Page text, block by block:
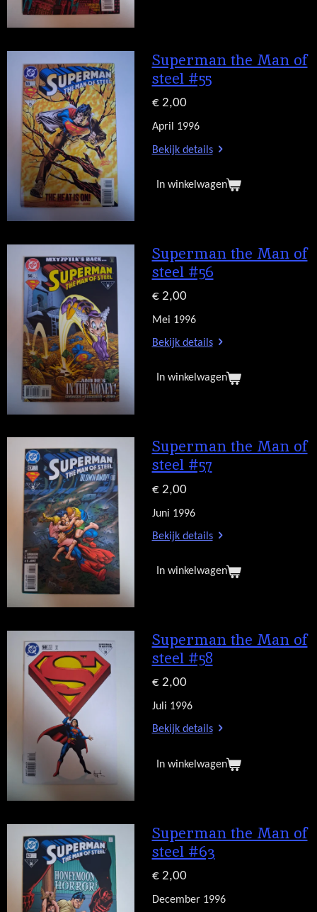
Superman the Man of
steel #55
€ 2,00
April 1996
Bekijk details
In winkelwagen
Superman the Man of
steel #56
€ 2,00
Mei 1996
Bekijk details
In winkelwagen
Superman the Man of
steel #57
€ 2,00
Juni 1996
Bekijk details
In winkelwagen
Superman the Man of
steel #58
€ 2,00
Juli 1996
Bekijk details
In winkelwagen
Superman the Man of
steel #63
€ 2,00
December 1996